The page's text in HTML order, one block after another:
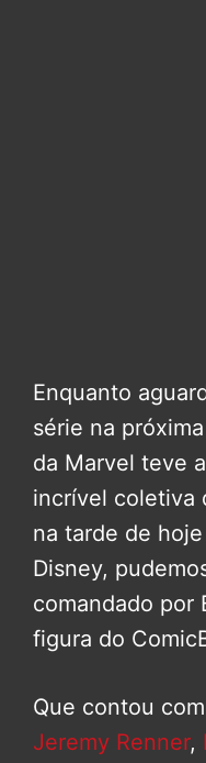
Enquanto
série na
da Marvel teve
incrível coletiva
na tarde de
Disney,
comandado por
figura do
Que contou
Jeremy Renner,